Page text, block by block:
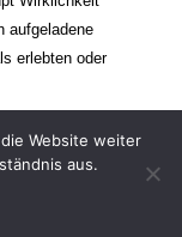
aufgeladene
erlebten oder
Zeit steht still
auch farblich, bis
stellen ambivalente
Website weiter
aus.